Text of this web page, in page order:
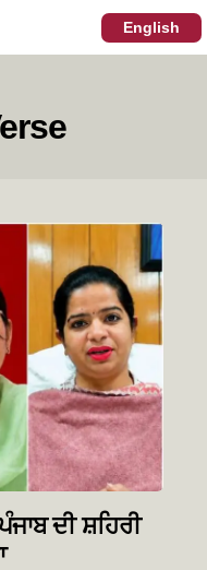
English
ਦੀ ਸ਼ਹਿਰੀ